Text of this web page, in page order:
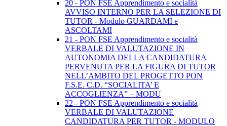
20 - PON FSE Apprendimento e socialità
AVVISO INTERNO PER LA SELEZIONE DI
TUTOR - Modulo GUARDAMI e
ASCOLTAMI
21 - PON FSE Apprendimento e socialità
VERBALE DI VALUTAZIONE IN
AUTONOMIA DELLA CANDIDATURA
PERVENUTA PER LA FIGURA DI TUTOR
NELL’AMBITO DEL PROGETTO PON
F.S.E. C.D. “SOCIALITA’ E
ACCOGLIENZA” – MODU
22 - PON FSE Apprendimento e socialità
VERBALE DI VALUTAZIONE
CANDIDATURA PER TUTOR - MODULO